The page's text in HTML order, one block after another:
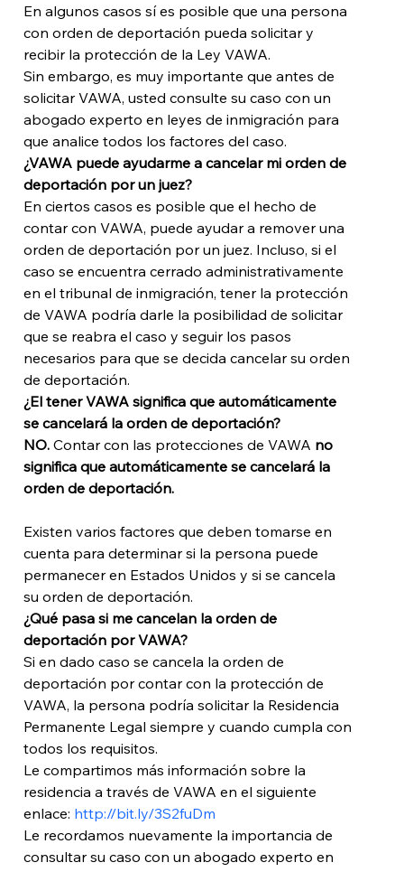
En algunos casos sí es posible que una persona
con orden de deportación pueda solicitar y
recibir la protección de la Ley VAWA.
Sin embargo, es muy importante que antes de
solicitar VAWA, usted consulte su caso con un
abogado experto en leyes de inmigración para
que analice todos los factores del caso.
¿VAWA puede ayudarme a cancelar mi orden de
deportación por un juez?
En ciertos casos es posible que el hecho de
contar con VAWA, puede ayudar a remover una
orden de deportación por un juez. Incluso, si el
caso se encuentra cerrado administrativamente
en el tribunal de inmigración, tener la protección
de VAWA podría darle la posibilidad de solicitar
que se reabra el caso y seguir los pasos
necesarios para que se decida cancelar su orden
de deportación.
¿El tener VAWA significa que automáticamente
se cancelará la orden de deportación?
NO. Contar con las protecciones de VAWA no
significa que automáticamente se cancelará la
orden de deportación.
Existen varios factores que deben tomarse en
cuenta para determinar si la persona puede
permanecer en Estados Unidos y si se cancela
su orden de deportación.
¿Qué pasa si me cancelan la orden de
deportación por VAWA?
Si en dado caso se cancela la orden de
deportación por contar con la protección de
VAWA, la persona podría solicitar la Residencia
Permanente Legal siempre y cuando cumpla con
todos los requisitos.
Le compartimos más información sobre la
residencia a través de VAWA en el siguiente
enlace: http://bit.ly/3S2fuDm
Le recordamos nuevamente la importancia de
consultar su caso con un abogado experto en